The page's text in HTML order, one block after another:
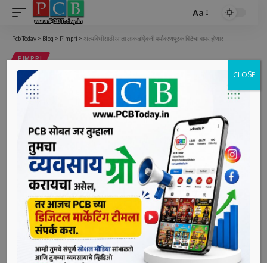
Font
Resizer
Aa
Pcb Today > Blog > Pimpri > अंत्यविधीसाठी आता लाकडांऐवजी पर्यावरणपूरक विटेचा वापर होणार
PIMPRI
अंत्यविधीसाठी आता लाकडांऐवजी
पर्यावरणपूरक विटेचा वापर होणार
Last updated: June 24, 2022 4:57 pm
bpcauthor
3 Min Read
महापालिका आयुक्त राजेश पाटील यांची माहिती
पिंपरी, दि. २४ (पीसीबी) – पिंपरी-चिंचवड महापालिकेच्या
स्मशानभूमीतील अंत्यविधीसाठी लाकडांऐवजी ‘ब्रिकेटस’चा
(Briquettes, पर्यावरण पूरक विट)चा वापर केला जाणार आहे. यामुळे
CLOSE